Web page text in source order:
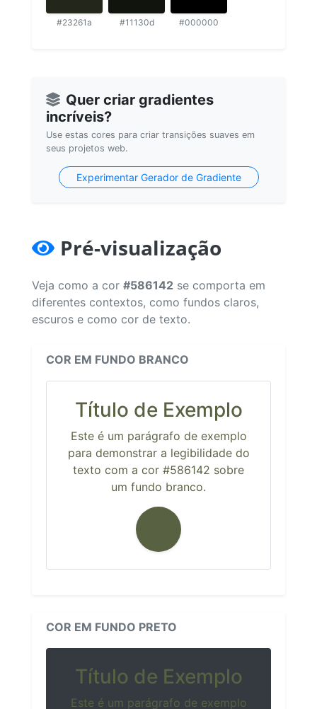
#23261a #11130d #000000
Quer criar gradientes
incríveis?
Use estas cores para criar transições suaves em
seus projetos web.
Experimentar Gerador de Gradiente
Pré-visualização
Veja como a cor #586142 se comporta em
diferentes contextos, como fundos claros,
escuros e como cor de texto.
COR EM FUNDO BRANCO
Título de Exemplo
Este é um parágrafo de exemplo
para demonstrar a legibilidade do
texto com a cor #586142 sobre
um fundo branco.
COR EM FUNDO PRETO
Título de Exemplo
Este é um parágrafo de exemplo